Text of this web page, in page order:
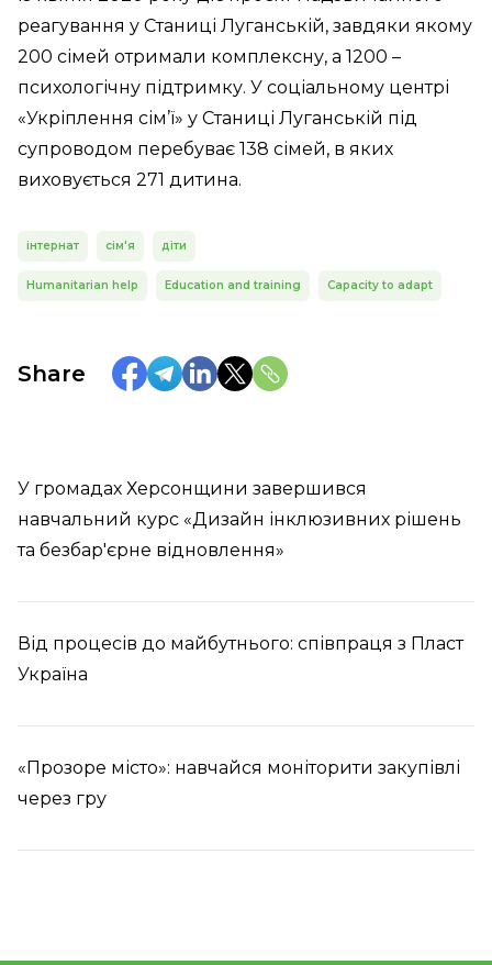
реагування у Станиці Луганській, завдяки якому
200 сімей отримали комплексну, а 1200 –
психологічну підтримку. У соціальному центрі
«Укріплення сім’ї» у Станиці Луганській під
супроводом перебуває 138 сімей, в яких
виховується 271 дитина.
інтернат сім'я діти
Humanitarian help Education and training Capacity to adapt
Share
У громадах Херсонщини завершився
навчальний курс «Дизайн інклюзивних рішень
та безбар'єрне відновлення»
Від процесів до майбутнього: співпраця з Пласт
Україна
«Прозоре місто»: навчайся моніторити закупівлі
через гру